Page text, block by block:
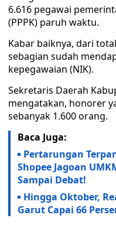
6.616 pegawai
(PPPK) paruh waktu.
Kabar baiknya, dari
sebagian sudah
kepegawaian (NIK).
Sekretaris Daerah
mengatakan, honorer
sebanyak 1.600 orang.
Baca Juga:
Pertarungan
Shopee Jagoan
Sampai Debat!
Hingga Oktober,
Garut Capai 66